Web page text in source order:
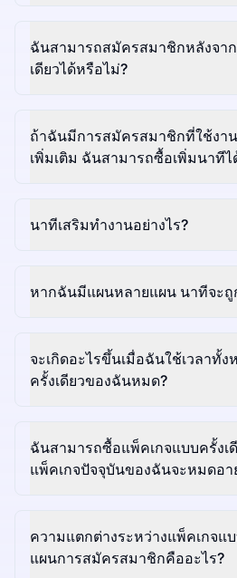
ฉันสามารถสมัครสมาชิกหลังจา
เดียวได้หรือไม่?
ถ้าฉันมีการสมัครสมาชิกที่ใช้งา
เพิ่มเติม ฉันสามารถซื้อเพิ่มนาที
นาทีเสริมทำงานอย่างไร?
หากฉันมีแผนหลายแผน นาทีจะถู
จะเกิดอะไรขึ้นเมื่อฉันใช้เวลาทั้
ครั้งเดียวของฉันหมด?
ฉันสามารถซื้อแพ็คเกจแบบครั้งเ
แพ็คเกจปัจจุบันของฉันจะหมดอา
ความแตกต่างระหว่างแพ็คเกจแ
แผนการสมัครสมาชิกคืออะไร?